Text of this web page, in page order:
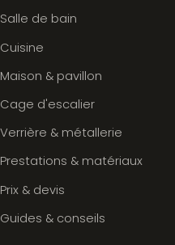
Salle de bain
Cuisine
Maison & pavillon
Cage d'escalier
Verrière & métallerie
Prestations & matériaux
Prix & devis
Guides & conseils